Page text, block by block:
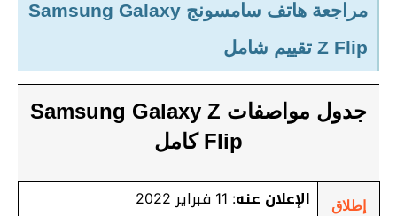
مراجعة هاتف سامسونج Samsung Galaxy
Z Flip تقييم شامل
جدول مواصفات Samsung Galaxy Z
Flip كامل
إطلاق
الإعلان عنه: 11 فبراير 2022